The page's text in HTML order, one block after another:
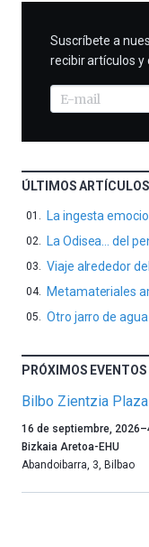
SUSCRIBIRME
Suscríbete a
recibir artículos y
ÚLTIMOS ARTÍCULOS
La ingesta
La Odisea… del
Viaje alrededor
Metamateriales
Otro jarro de
PRÓXIMOS EVENTOS
Bilbo Zientzia
Un
año
más,
16 de septiembre, 2026–
Bizkaia Aretoa-EHU
Abandoibarra, 3, Bilbao